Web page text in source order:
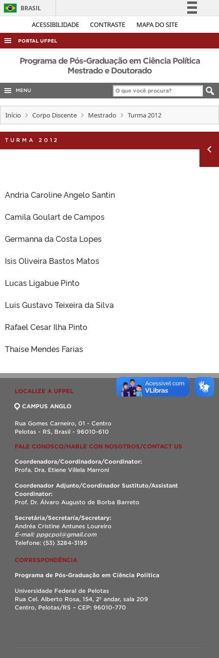
ACESSIBILIDADE CONTRASTE MAPA DO SITE
BRASIL
Simplifique!
Acesso à informação
Legislação
Canais
PORTAL UFPEL
ACESSO À INFORMAÇÃO
COBALTO
CONCURSOS
EDITAIS
INTERNACIONAL
Programa de Pós-Graduação em Ciência Política
Mestrado e Doutorado
MENU
Início Corpo Discente Mestrado Turma 2012
TURMA 2012
Andria Caroline Angelo Santin
Camila Goulart de Campos
Germanna da Costa Lopes
Isis Oliveira Bastos Matos
Lucas Ligabue Pinto
Luis Gustavo Teixeira da Silva
Rafael Cesar Ilha Pinto
Thaíse Mendes Farias
LOCALIZE A UFPEL
CAMPUS ANGLO
Rua Gomes Carneiro, 01 - Centro
Pelotas - RS, Brasil - 96010-610
FALE CONOSCO/HABLE CON NOSOTROS/CONTACT US
Coordenadora/Coordinadora/Coordinator:
Profa. Dra. Etiene Villela Marroni
Coordenador Adjunto/Coordinador Sustituto/Assistant
Coordinator:
Prof. Dr. Álvaro Augusto de Borba Barreto
Secretária/Secretaría/Secretary:
Andréa Cristine Antunes Loureiro
E-mail: ppgcpol@gmail.com
Telefone: (53) 3284-3195
CORRESPONDÊNCIA
Programa de Pós-Graduação em Ciência Política
Universidade Federal de Pelotas
Rua Cel. Alberto Rosa, 154, 2º andar, sala 209
Centro, Pelotas/RS – CEP: 96010-770